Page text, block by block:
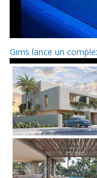
Gims lance un